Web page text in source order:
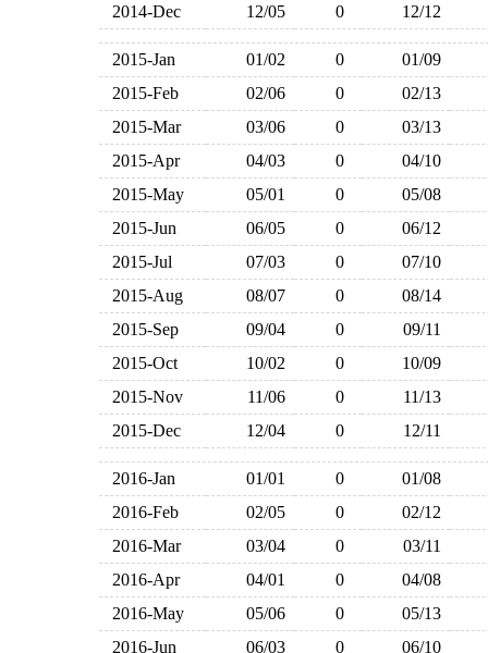
2014-Dec
12/05 0 12/12
2015-Jan 01/02 0
01/09
2015-Feb
02/06 0
02/13
2015-Mar
03/06 0
03/13
2015-Apr
04/03 0
04/10
2015-May
05/01 0
05/08
2015-Jun
06/05 0
06/12
2015-Jul
07/03 0
07/10
2015-Aug
08/07 0
08/14
2015-Sep
09/04 0
09/11
2015-Oct
10/02 0
10/09
2015-Nov
11/06 0
11/13
2015-Dec
12/04 0 12/11
2016-Jan 01/01 0
01/08
2016-Feb
02/05 0
02/12
2016-Mar
03/04 0
03/11
2016-Apr
04/01 0
04/08
2016-May
05/06 0
05/13
2016-Jun
06/03 0 06/10